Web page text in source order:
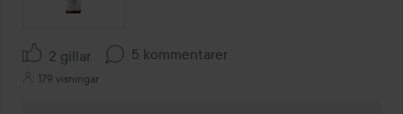
2 gillar 5 kommentarer
179 visningar